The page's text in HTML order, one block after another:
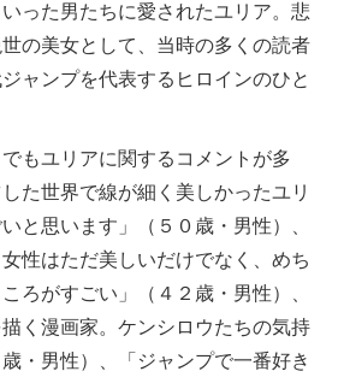
った男たちに愛されたユリア。悲
の美女として、当時の多くの読者
ャンプを代表するヒロインのひと
もユリアに関するコメントが多
た世界で線が細く美しかったユリ
と思います」（５０歳・男性）、
女性はただ美しいだけでなく、めち
ろがすごい」（４２歳・男性）、
描く漫画家。ケンシロウたちの気持
・男性）、「ジャンプで一番好き